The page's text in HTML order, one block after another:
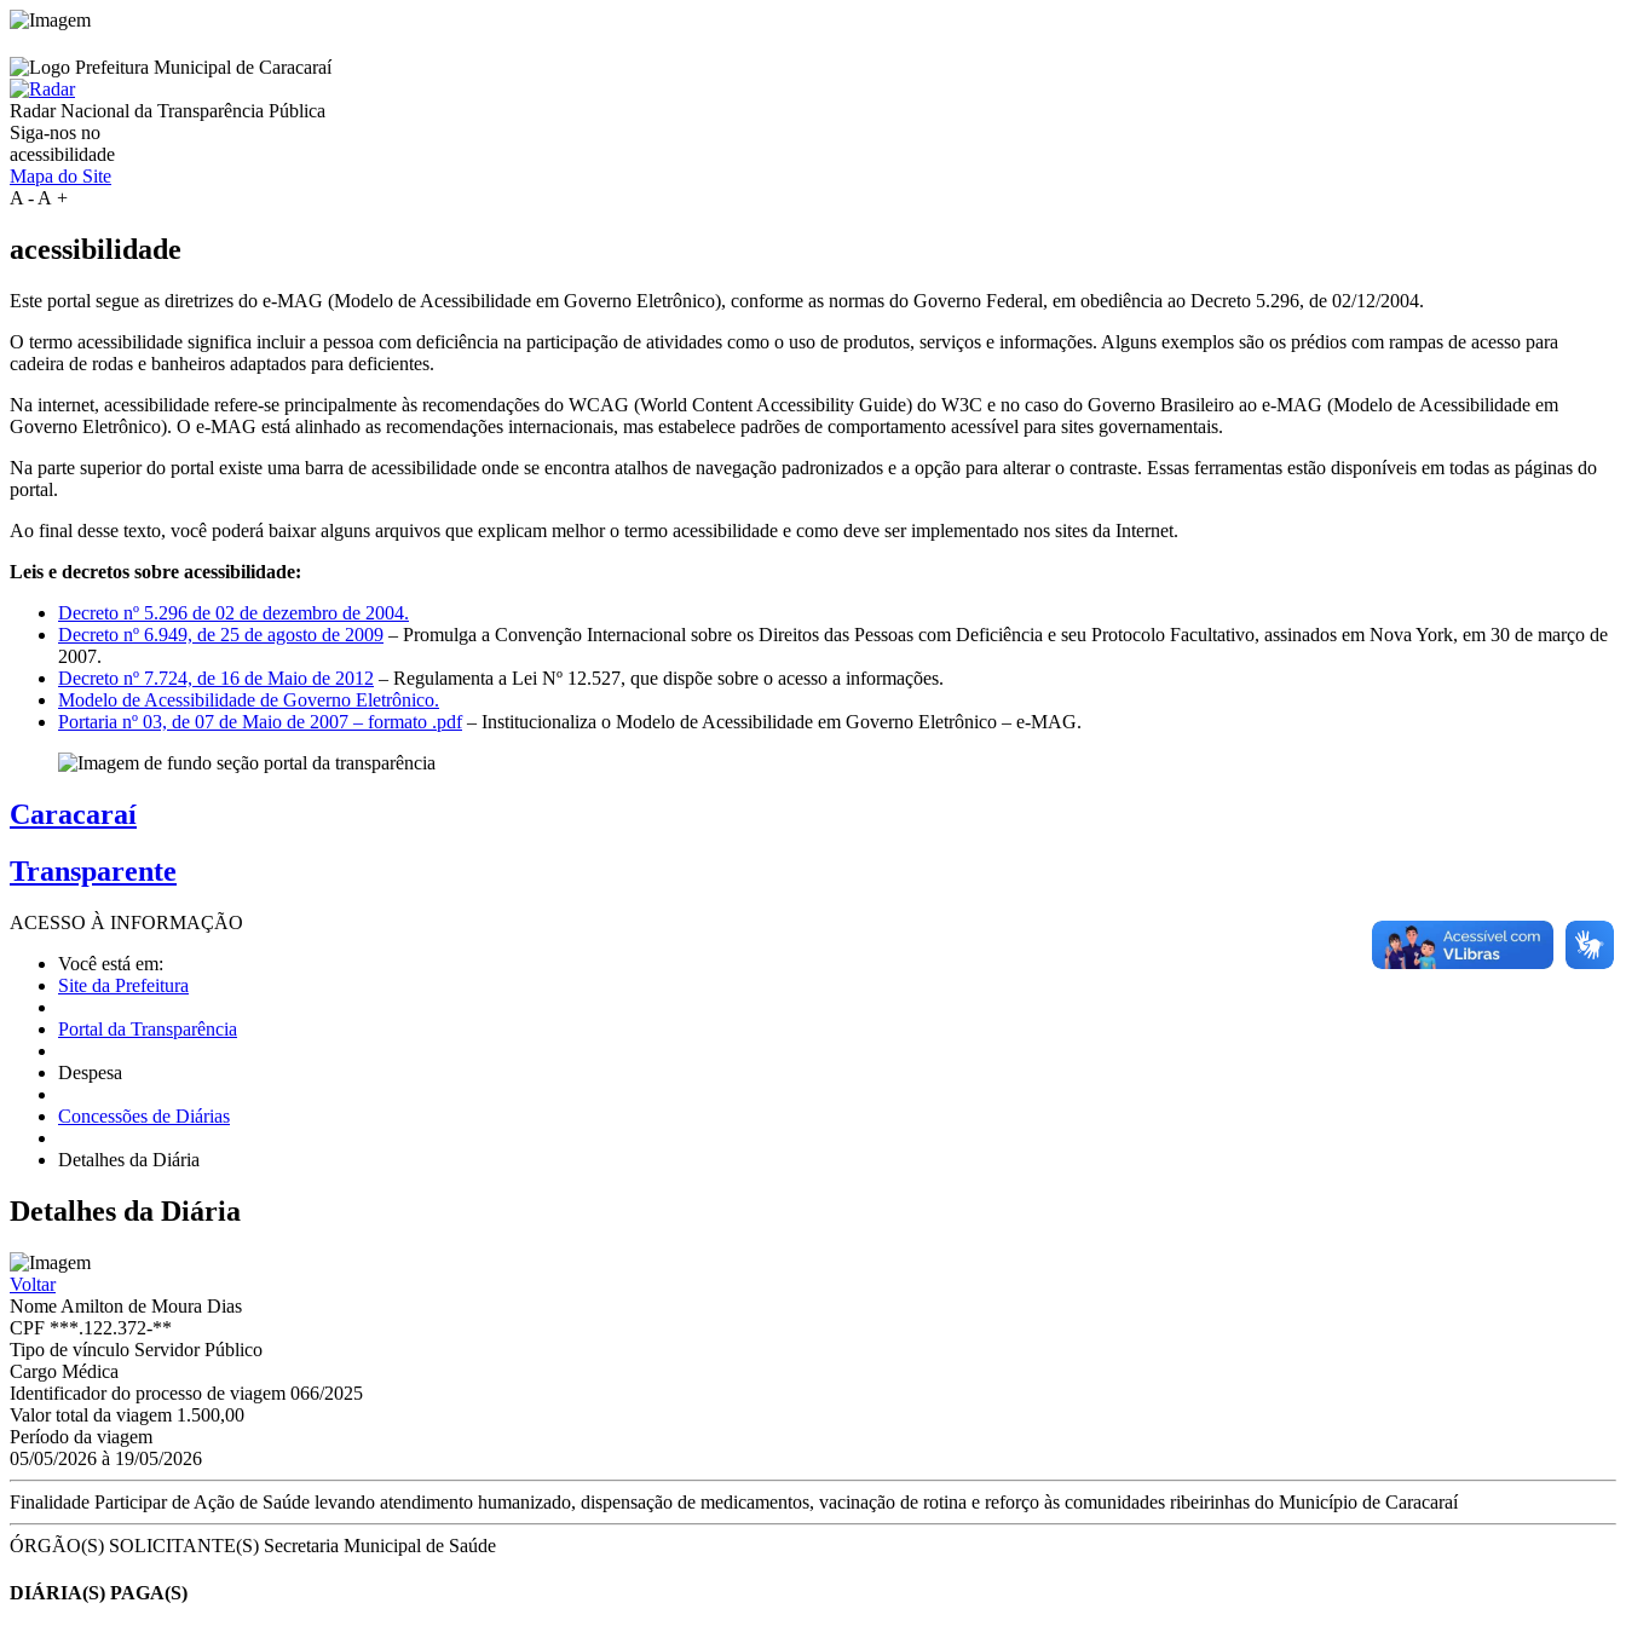
Radar Nacional da Transparência Pública
Siga-nos no
acessibilidade
Mapa do Site
A-A +
acessibilidade
Este portal segue as diretrizes do e-MAG (Modelo de Acessibilidade em Governo Eletrônico), conforme as normas do Governo Federal, em obediência ao Decreto 5.296, de 02/12/2004.
O termo acessibilidade significa incluir a pessoa com deficiência na participação de atividades como o uso de produtos, serviços e informações. Alguns exemplos são os prédios com rampas de acesso para
cadeira de rodas e banheiros adaptados para deficientes.
Na internet, acessibilidade refere-se principalmente às recomendações do WCAG (World Content Accessibility Guide) do W3C e no caso do Governo Brasileiro ao e-MAG (Modelo de Acessibilidade em
Governo Eletrônico). O e-MAG está alinhado as recomendações internacionais, mas estabelece padrões de comportamento acessível para sites governamentais.
Na parte superior do portal existe uma barra de acessibilidade onde se encontra atalhos de navegação padronizados e a opção para alterar o contraste. Essas ferramentas estão disponíveis em todas as páginas do
portal.
Ao final desse texto, você poderá baixar alguns arquivos que explicam melhor o termo acessibilidade e como deve ser implementado nos sites da Internet.
Leis e decretos sobre acessibilidade:
Decreto nº 5.296 de 02 de dezembro de 2004.
Decreto nº 6.949, de 25 de agosto de 2009 – Promulga a Convenção Internacional sobre os Direitos das Pessoas com Deficiência e seu Protocolo Facultativo, assinados em Nova York, em 30 de março de
2007.
Decreto nº 7.724, de 16 de Maio de 2012 – Regulamenta a Lei Nº 12.527, que dispõe sobre o acesso a informações.
Modelo de Acessibilidade de Governo Eletrônico.
Portaria nº 03, de 07 de Maio de 2007 – formato .pdf– Institucionaliza o Modelo de Acessibilidade em Governo Eletrônico – e-MAG.
Caracaraí
Transparente
ACESSO À INFORMAÇÃO
Você está em:
Site da Prefeitura
Portal da Transparência
Despesa
Concessões de Diárias
Detalhes da Diária
Detalhes da Diária
Voltar
Nome Amilton de Moura Dias
CPF ***.122.372-**
Tipo de vínculo Servidor Público
Cargo Médica
Identificador do processo de viagem 066/2025
Valor total da viagem 1.500,00
Período da viagem
05/05/2026 à 19/05/2026
Finalidade Participar de Ação de Saúde levando atendimento humanizado, dispensação de medicamentos, vacinação de rotina e reforço às comunidades ribeirinhas do Município de Caracaraí
ÓRGÃO(S) SOLICITANTE(S) Secretaria Municipal de Saúde
DIÁRIA(S) PAGA(S)